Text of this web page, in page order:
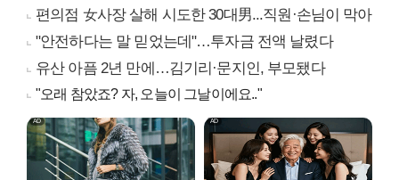
편의점 女사장 살해 시도한 30대男...직원·손님이 막아
"안전하다는 말 믿었는데"…투자금 전액 날렸다
유산 아픔 2년 만에…김기리·문지인, 부모됐다
"오래 참았죠? 자, 오늘이 그날이에요.."